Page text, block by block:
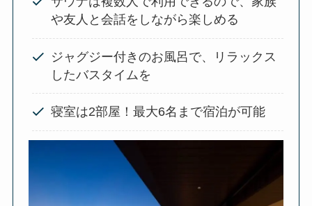
や友人と会話をしながら楽しめる
ジャグジー付きのお風呂で、リラックス
したバスタイムを
寝室は2部屋！最大6名まで宿泊が可能